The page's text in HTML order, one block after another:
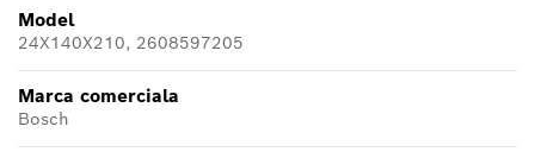
Model
24X140X210, 2608597205
Marca comerciala
Bosch